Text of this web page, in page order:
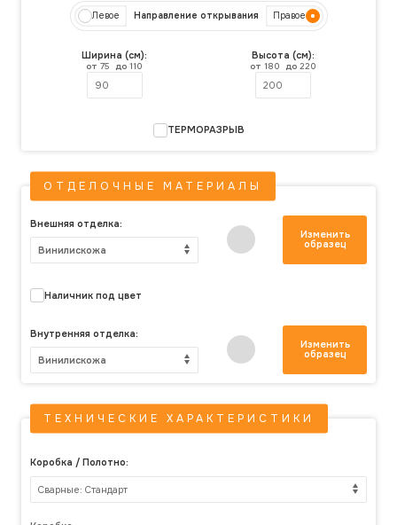
Левое Направление открывания Правое
Ширина (см):
от 75 до 110
Высота (см):
от 180 до 220
ТЕРМОРАЗРЫВ
ОТДЕЛОЧНЫЕ МАТЕРИАЛЫ
Внешняя отделка:
Наличник под цвет
Внутренняя отделка:
ТЕХНИЧЕСКИЕ ХАРАКТЕРИСТИКИ
Коробка / Полотно: